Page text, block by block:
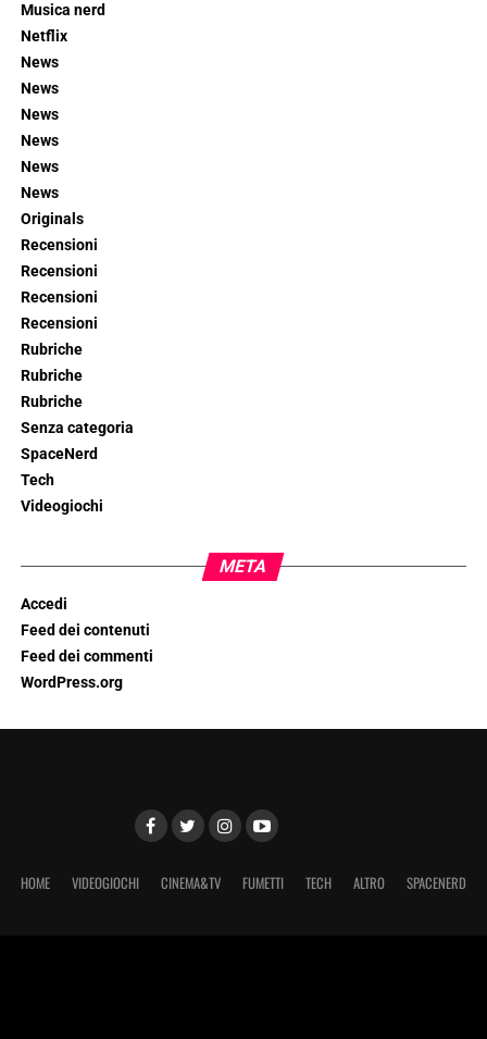
Musica nerd
Netflix
News
News
News
News
News
News
Originals
Recensioni
Recensioni
Recensioni
Recensioni
Rubriche
Rubriche
Rubriche
Senza categoria
SpaceNerd
Tech
Videogiochi
META
Accedi
Feed dei contenuti
Feed dei commenti
WordPress.org
HOME VIDEOGIOCHI CINEMA&TV FUMETTI TECH ALTRO SPACENERD